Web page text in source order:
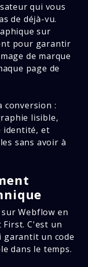
qui vous
de déjà-vu.
sur
pour garantir
de marque
page de
conversion :
lisible,
identité, et
sans avoir à
Webflow en
C'est un
garantit un code
dans le temps.